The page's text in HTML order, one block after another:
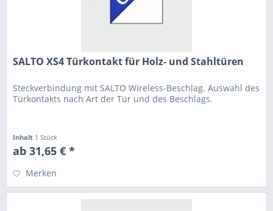
SALTO XS4 Türkontakt für Holz- und Stahltüren
Steckverbindung mit SALTO Wireless-Beschlag. Auswahl des
Türkontakts nach Art der Tür und des Beschlags.
Inhalt 1 Stück
ab 31,65 € *
Merken